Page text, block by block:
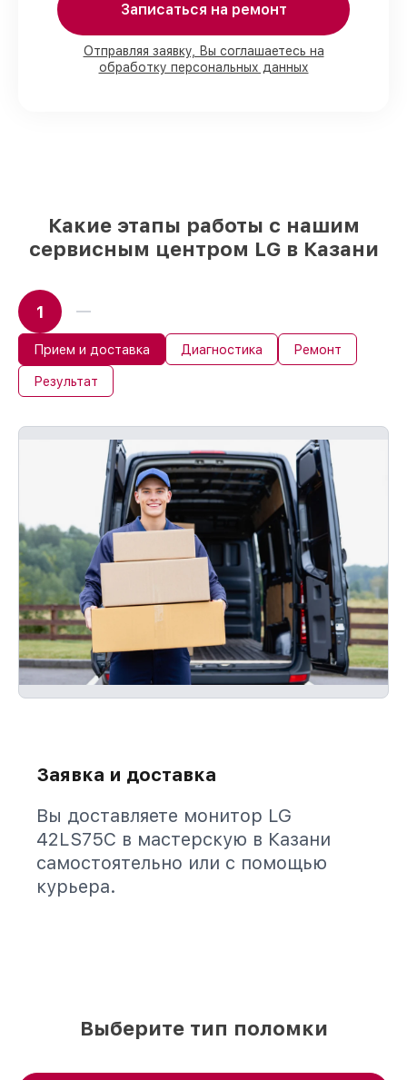
работ с возможностью наблюдения
90%комплектующих для мониторов на
складе или быстро поставляются
Подбор оригинальных комплектующих
Записаться на ремонт
Отправляя заявку, Вы соглашаетесь на
обработку персональных данных
Какие этапы работы с нашим
сервисным центром LG в Казани
1
Прием и доставка Диагностика Ремонт
Результат
Заявка и доставка
Вы доставляете монитор LG
42LS75C в мастерскую в Казани
самостоятельно или с помощью
курьера.
Выберите тип поломки